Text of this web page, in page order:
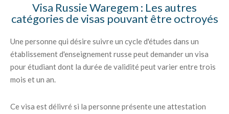
Visa Russie Waregem : Les autres
catégories de visas pouvant être octroyés
Une personne qui désire suivre un cycle d'études dans un
établissement d'enseignement russe peut demander un visa
pour étudiant dont la durée de validité peut varier entre trois
mois et un an.
Ce visa est délivré si la personne présente une attestation